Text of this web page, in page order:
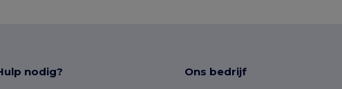
nodig? Ons bedrijf